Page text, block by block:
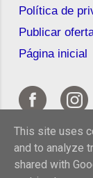
Política de
Publicar
Página inicial
This site uses
and to analyze
shared with